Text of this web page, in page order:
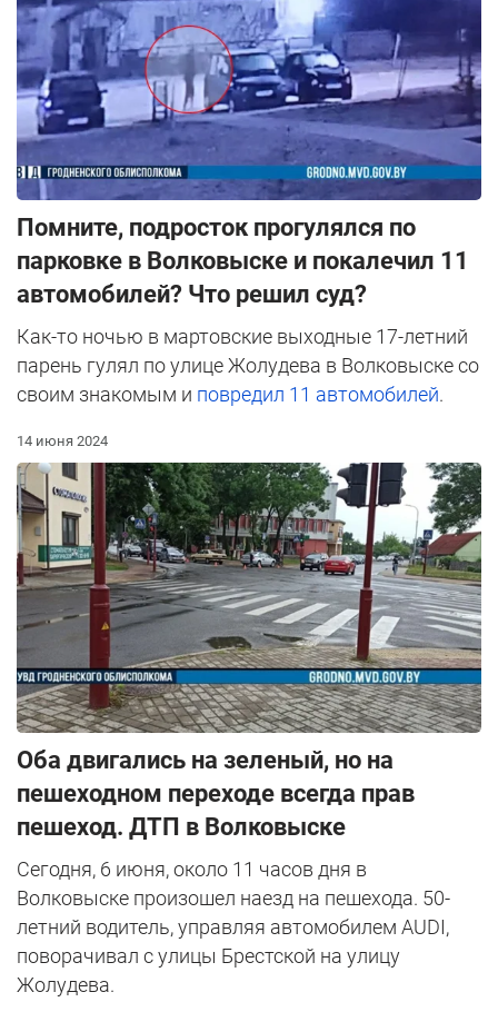
Помните, подросток прогулялся по
парковке в Волковыске и покалечил 11
автомобилей? Что решил суд?
Как-то ночью в мартовские выходные 17-летний
парень гулял по улице Жолудева в Волковыске со
своим знакомым и повредил 11 автомобилей.
14 июня 2024
Оба двигались на зеленый, но на
пешеходном переходе всегда прав
пешеход. ДТП в Волковыске
Сегодня, 6 июня, около 11 часов дня в
Волковыске произошел наезд на пешехода. 50-
летний водитель, управляя автомобилем AUDI,
поворачивал с улицы Брестской на улицу
Жолудева.